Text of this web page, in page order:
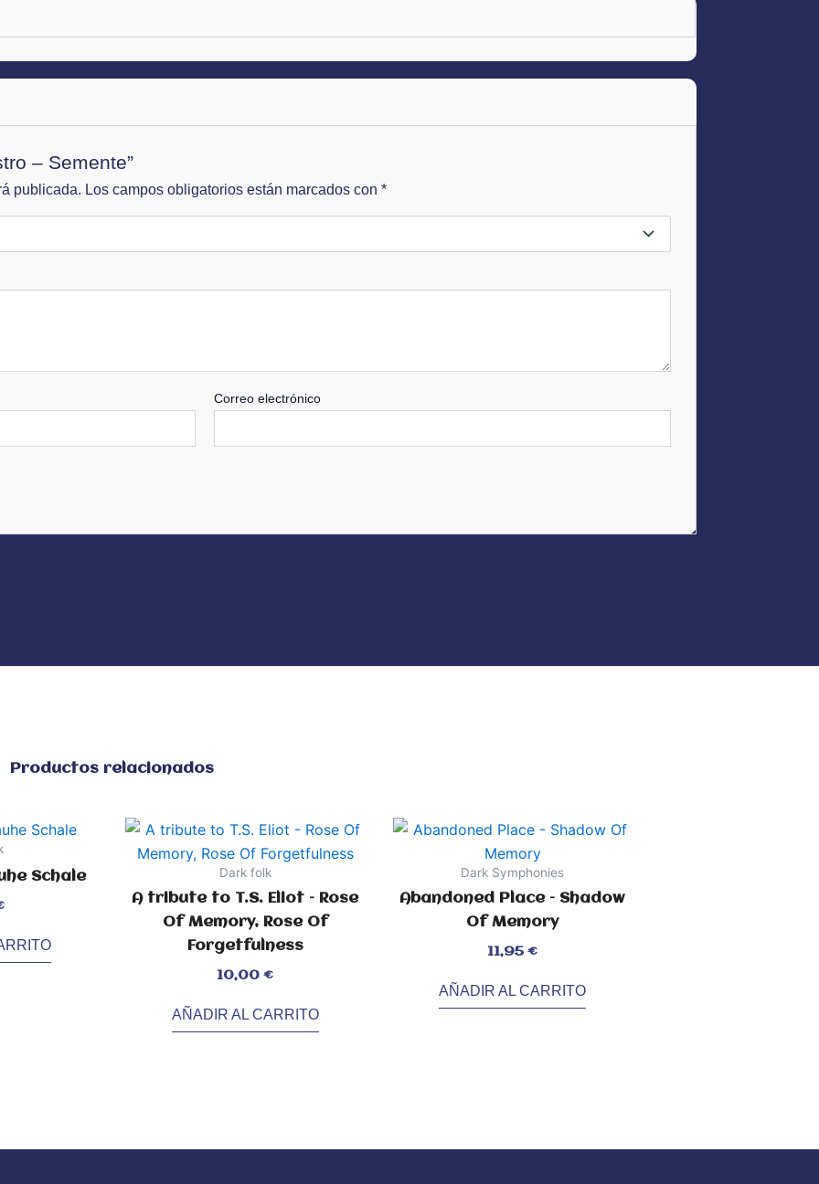
– Semente”
publicada. Los campos obligatorios están marcados con*
Correo electrónico
Productos relacionados
Schale Dark folk
A tribute to T.S. Eliot – Rose
Of Memory, Rose Of
Forgetfulness
10,00€
AÑADIR AL CARRITO
Dark Symphonies
Abandoned Place – Shadow
Of Memory
11,95€
AÑADIR AL CARRITO